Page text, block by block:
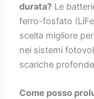
durata? Le
ferro-fosfato
scelta migliore
nei sistemi
scariche
Come posso